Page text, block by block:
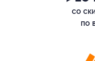
со
по